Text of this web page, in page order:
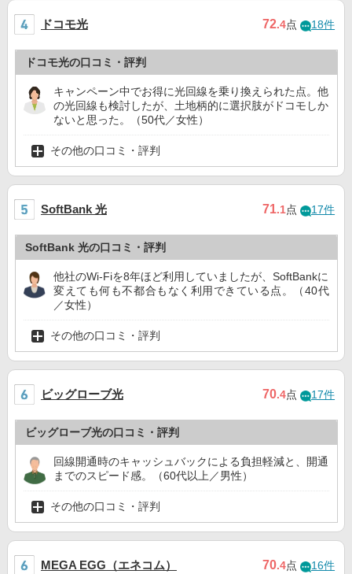
ドコモ光 72.4点 18件
ドコモ光の口コミ・評判
キャンペーン中でお得に光回線を乗り換えられた点。他
の光回線も検討したが、土地柄的に選択肢がドコモしか
ないと思った。（50代／女性）
その他の口コミ・評判
SoftBank 光 71.1点 17件
SoftBank 光の口コミ・評判
他社のWi-Fiを8年ほど利用していましたが、SoftBankに
変えても何も不都合もなく利用できている点。（40代
／女性）
その他の口コミ・評判
ビッグローブ光 70.4点 17件
ビッグローブ光の口コミ・評判
回線開通時のキャッシュバックによる負担軽減と、開通
までのスピード感。（60代以上／男性）
その他の口コミ・評判
MEGA EGG（エネコム） 70.4点 16件